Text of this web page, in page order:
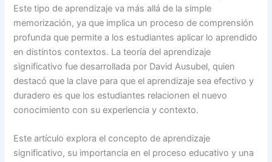
Este tipo de aprendizaje va más allá de la simple
memorización, ya que implica un proceso de comprensión
profunda que permite a los estudiantes aplicar lo aprendido
en distintos contextos. La teoría del aprendizaje
significativo fue desarrollada por David Ausubel, quien
destacó que la clave para que el aprendizaje sea efectivo y
duradero es que los estudiantes relacionen el nuevo
conocimiento con su experiencia y contexto.
Este artículo explora el concepto de aprendizaje
significativo, su importancia en el proceso educativo y una